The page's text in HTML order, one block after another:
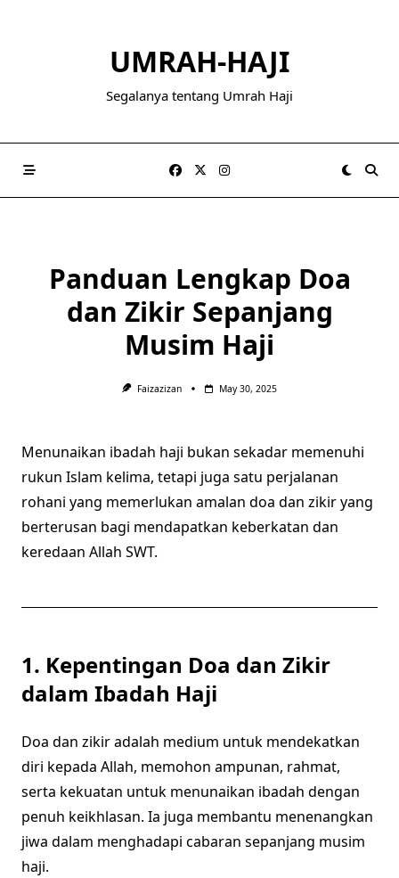
UMRAH-HAJI
Segalanya tentang Umrah Haji
Panduan Lengkap Doa
dan Zikir Sepanjang
Musim Haji
Faizazizan May 30, 2025
Menunaikan ibadah haji bukan sekadar memenuhi
rukun Islam kelima, tetapi juga satu perjalanan
rohani yang memerlukan amalan doa dan zikir yang
berterusan bagi mendapatkan keberkatan dan
keredaan Allah SWT.
1. Kepentingan Doa dan Zikir
dalam Ibadah Haji
Doa dan zikir adalah medium untuk mendekatkan
diri kepada Allah, memohon ampunan, rahmat,
serta kekuatan untuk menunaikan ibadah dengan
penuh keikhlasan. Ia juga membantu menenangkan
jiwa dalam menghadapi cabaran sepanjang musim
haji.